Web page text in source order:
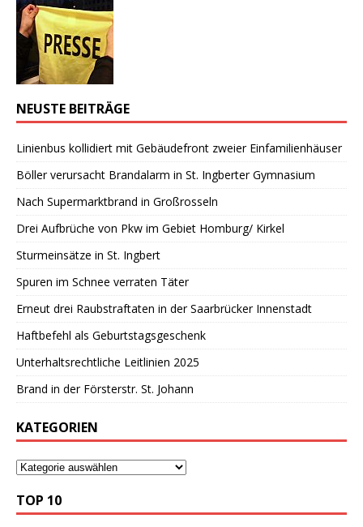
NEUSTE BEITRÄGE
Linienbus kollidiert mit Gebäudefront zweier Einfamilienhäuser
Böller verursacht Brandalarm in St. Ingberter Gymnasium
Nach Supermarktbrand in Großrosseln
Drei Aufbrüche von Pkw im Gebiet Homburg/ Kirkel
Sturmeinsätze in St. Ingbert
Spuren im Schnee verraten Täter
Erneut drei Raubstraftaten in der Saarbrücker Innenstadt
Haftbefehl als Geburtstagsgeschenk
Unterhaltsrechtliche Leitlinien 2025
Brand in der Försterstr. St. Johann
KATEGORIEN
TOP 10